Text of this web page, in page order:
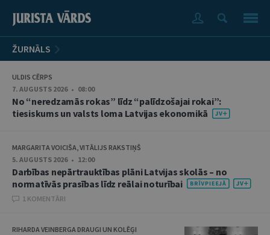
ŽURNĀLS
ULDIS CĒRPS
7. AUGUSTS 2026 • 08:00
No “neredzamās rokas” līdz “palīdzošajai rokai”:
tiesiskums un valsts loma Latvijas ekonomikā
MARGARITA VOICIŠA, VITĀLIJS RAKSTIŅŠ
5. AUGUSTS 2026 • 12:00
Darbības nepārtrauktības plāni Latvijas skolās – no
normatīvās prasības līdz reālai noturībai
1 KOMENTĀRI
RIHARDA VEINBERGA DRAUGI UN KOLĒĢI